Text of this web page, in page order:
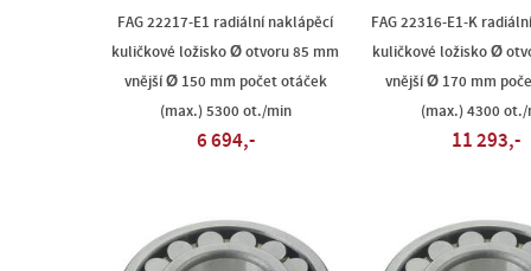
FAG 22217-E1 radiální naklápěcí
kuličkové ložisko Ø otvoru 85 mm
vnější Ø 150 mm počet otáček
(max.) 5300 ot./min
6 694,-
FAG 22316-E1-K
kuličkové ložisko Ø
vnější Ø 170 mm
(max.) 4300 ot./
11 293,-